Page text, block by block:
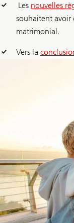
Les nouvelles
souhaitent avoir
matrimonial.
Vers la